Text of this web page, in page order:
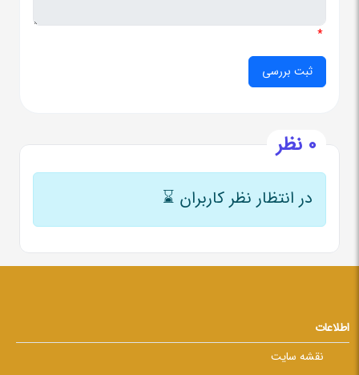
*
0 نظر
در انتظار نظر کاربران ⌛
اطلاعات
نقشه سایت